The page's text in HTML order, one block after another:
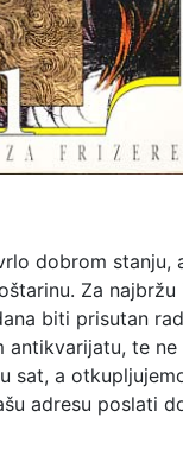
dobrom stanju,
Za
biti prisutan
antikvarijatu, te
sat, a
adresu poslati